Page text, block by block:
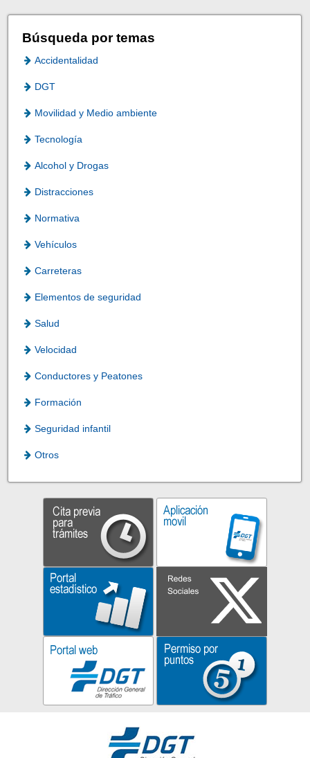
Búsqueda por temas
Accidentalidad
DGT
Movilidad y Medio ambiente
Tecnología
Alcohol y Drogas
Distracciones
Normativa
Vehículos
Carreteras
Elementos de seguridad
Salud
Velocidad
Conductores y Peatones
Formación
Seguridad infantil
Otros